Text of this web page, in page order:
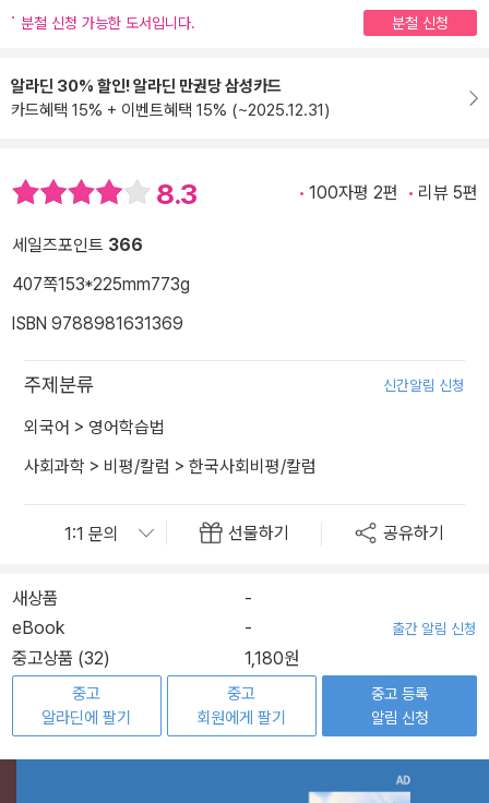
분철 신청 가능한 도서입니다. 분철 신청
알라딘 30% 할인! 알라딘 만권당 삼성카드
카드혜택 15% + 이벤트혜택 15% (~2025.12.31)
8.3 100자평 2편 리뷰 5편
세일즈포인트 366
407쪽153*225mm773g
ISBN 9788981631369
주제분류 신간알림 신청
외국어 > 영어학습법
사회과학 > 비평/칼럼 > 한국사회비평/칼럼
선물하기 공유하기
새상품
-
eBook
- 출간 알림 신청
중고상품 (32) 1,180원
중고
알라딘에 팔기
중고
회원에게 팔기
중고 등록
알림 신청